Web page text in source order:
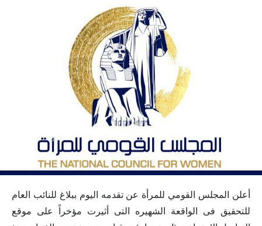
أعلن المجلس القومي للمرأة عن تقدمه اليوم ببلاغ للنائب العام
للتحقيق فى الواقعة الشهيره التى أثيرت مؤخراً على موقع